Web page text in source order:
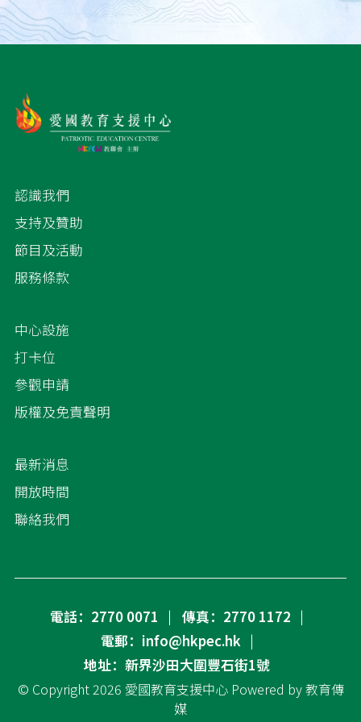
認識我們
支持及贊助
節目及活動
服務條款
中心設施
打卡位
參觀申請
版權及免責聲明
最新消息
開放時間
聯絡我們
電話：2770 0071
傳真：2770 1172
電郵：info@hkpec.hk
地址：新界沙田大圍豐石街1號
© Copyright 2026 愛國教育支援中心 Powered by教育傳
媒